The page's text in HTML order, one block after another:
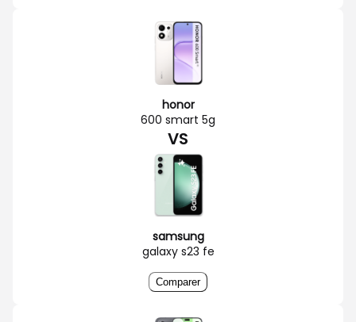
honor
600 smart 5g
VS
samsung
galaxy s23 fe
Comparer